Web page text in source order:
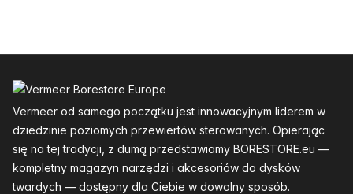
Vermeer od samego początku jest innowacyjnym liderem w
dziedzinie poziomych przewiertów sterowanych. Opierając
się na tej tradycji, z dumą przedstawiamy BORESTORE.eu —
kompletny magazyn narzędzi i akcesoriów do dysków
twardych — dostępny dla Ciebie w dowolny sposób.